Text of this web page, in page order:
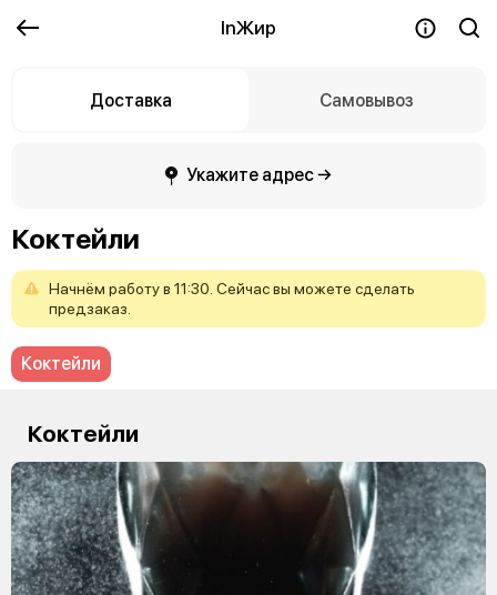
InЖир
Доставка Самовывоз
Укажите адрес →
Коктейли
Начнём работув 11:30. Сейчасвы можете сделать
предзаказ.
Коктейли
Коктейли